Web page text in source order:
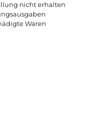
nicht erhalten
Waren